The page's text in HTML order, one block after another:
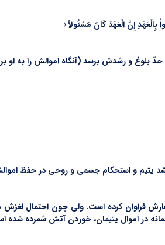
بلوغ و رشدش برسد (آنگاه اموالش را به او
یتیم و استحکام جسمی و روحی در حفظ
فراوان کرده است. ولی چون احتمال لغزش
در اموال یتیمان، خوردن آتش شمرده شده